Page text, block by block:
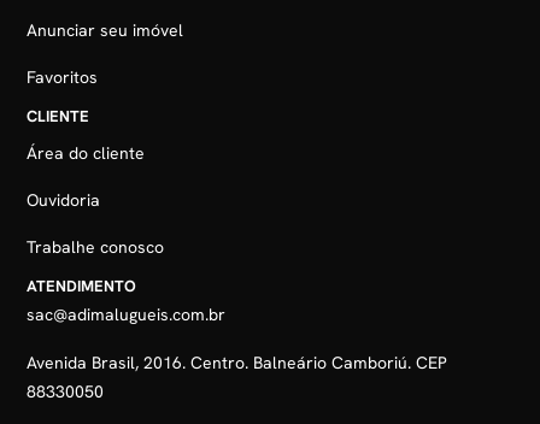
Anunciar seu imóvel
Favoritos
CLIENTE
Área do cliente
Ouvidoria
Trabalhe conosco
ATENDIMENTO
sac@adimalugueis.com.br
Avenida Brasil, 2016. Centro. Balneário Camboriú. CEP
88330050